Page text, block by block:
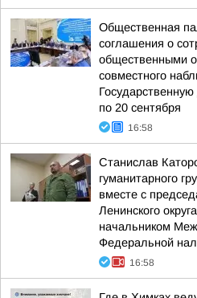
Общественная
соглашения о
общественными
совместного
по 20 сентября
16:58
Станислав
гуманитарного
вместе с
Ленинского
начальником
Федеральной
16:58